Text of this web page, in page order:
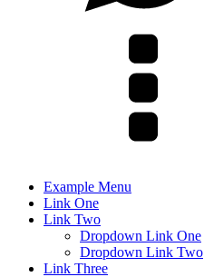
Example Menu
Link One
Link Two
Dropdown Link One
Dropdown Link Two
Link Three